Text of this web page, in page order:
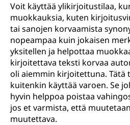
Voit käyttää ylikirjoitustilaa,
muokkauksia, kuten
tai sanojen korvaamista
nopeampaa kuin jokaisen
yksitellen ja helpottaa
kirjoitettava teksti korvaa
oli aiemmin kirjoitettuna. Tätä
kuitenkin käyttää varoen. Se
hyvin helppoa poistaa
jos et varmista, että
muutettava.